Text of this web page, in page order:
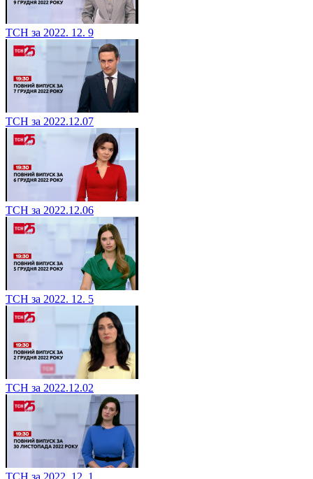
ТСН за 2022. 12. 9
ТСН за 2022.12.07
ТСН за 2022.12.06
ТСН за 2022. 12. 5
ТСН за 2022.12.02
ТСН за 2022. 12. 1